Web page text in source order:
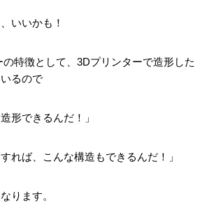
いいかも！
の特徴として、3Dプリンターで造形した
るので
形できるんだ！」
れば、こんな構造もできるんだ！」
ります。